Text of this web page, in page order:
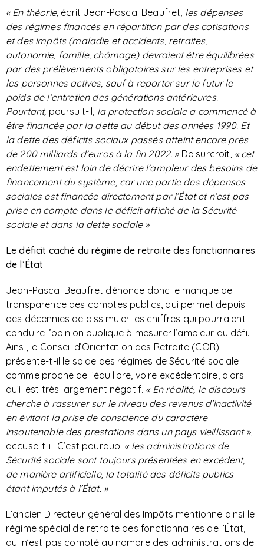
« En théorie, écrit Jean-Pascal Beaufret, les dépenses
des régimes financés en répartition par des cotisations
et des impôts (maladie et accidents, retraites,
autonomie, famille, chômage) devraient être équilibrées
par des prélèvements obligatoires sur les entreprises et
les personnes actives, sauf à reporter sur le futur le
poids de l’entretien des générations antérieures.
Pourtant, poursuit-il, la protection sociale a commencé à
être financée par la dette au début des années 1990. Et
la dette des déficits sociaux passés atteint encore près
de 200 milliards d’euros à la fin 2022. »De surcroît, « cet
endettement est loin de décrire l’ampleur des besoins de
financement du système, car une partie des dépenses
sociales est financée directement par l’État et n’est pas
prise en compte dans le déficit affiché de la Sécurité
sociale et dans la dette sociale ».
Le déficit caché du régime de retraite des fonctionnaires
de l’État
Jean-Pascal Beaufret dénonce donc le manque de
transparence des comptes publics, qui permet depuis
des décennies de dissimuler les chiffres qui pourraient
conduire l’opinion publique à mesurer l’ampleur du défi.
Ainsi, le Conseil d’Orientation des Retraite (COR)
présente-t-il le solde des régimes de Sécurité sociale
comme proche de l’équilibre, voire excédentaire, alors
qu’il est très largement négatif. « En réalité, le discours
cherche à rassurer sur le niveau des revenus d’inactivité
en évitant la prise de conscience du caractère
insoutenable des prestations dans un pays vieillissant »,
accuse-t-il. C’est pourquoi « les administrations de
Sécurité sociale sont toujours présentées en excédent,
de manière artificielle, la totalité des déficits publics
étant imputés à l’État. »
L’ancien Directeur général des Impôts mentionne ainsi le
régime spécial de retraite des fonctionnaires de l’État,
qui n’est pas compté au nombre des administrations de